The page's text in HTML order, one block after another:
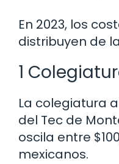
En 2023, los
distribuyen de
1
La colegiatura
del Tec de
oscila entre
mexicanos.